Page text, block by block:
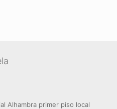
Alhambra primer piso local